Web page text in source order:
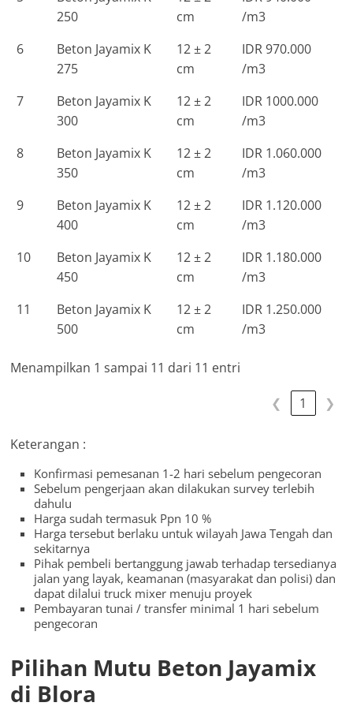
250
cm
/m3
6
Beton Jayamix K
275
12 ± 2
cm
IDR 970.000
/m3
7
Beton Jayamix K
300
12 ± 2
cm
IDR 1000.000
/m3
8
Beton Jayamix K
350
12 ± 2
cm
IDR 1.060.000
/m3
9
Beton Jayamix K
400
12 ± 2
cm
IDR 1.120.000
/m3
10
Beton Jayamix K
450
12 ± 2
cm
IDR 1.180.000
/m3
11
Beton Jayamix K
500
12 ± 2
cm
IDR 1.250.000
/m3
Menampilkan 1 sampai 11 dari 11 entri
❮ 1 ❯
Keterangan :
Konfirmasi pemesanan 1-2 hari sebelum pengecoran
Sebelum pengerjaan akan dilakukan survey terlebih
dahulu
Harga sudah termasuk Ppn 10 %
Harga tersebut berlaku untuk wilayah Jawa Tengah dan
sekitarnya
Pihak pembeli bertanggung jawab terhadap tersedianya
jalan yang layak, keamanan (masyarakat dan polisi) dan
dapat dilalui truck mixer menuju proyek
Pembayaran tunai / transfer minimal 1 hari sebelum
pengecoran
Pilihan Mutu Beton Jayamix
di Blora